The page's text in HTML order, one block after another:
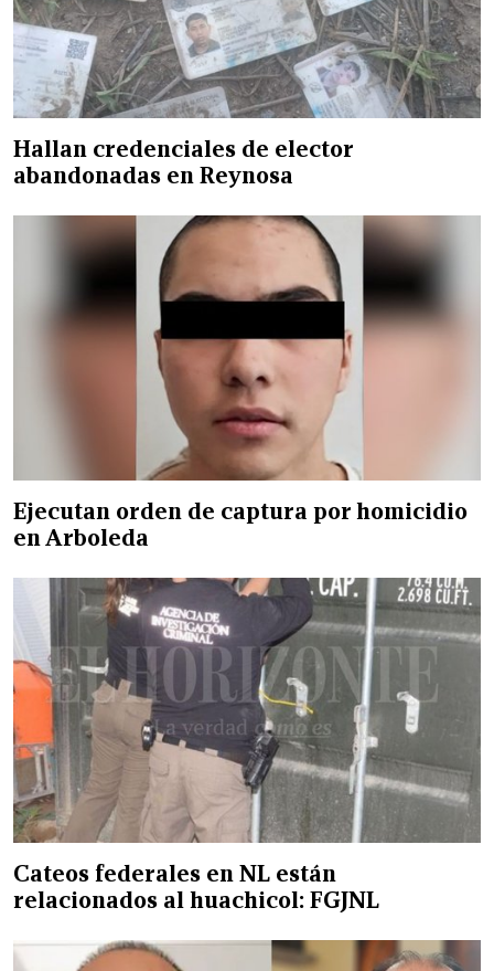
Hallan credenciales de elector
abandonadas en Reynosa
Ejecutan orden de captura por homicidio
en Arboleda
Cateos federales en NL están
relacionados al huachicol: FGJNL